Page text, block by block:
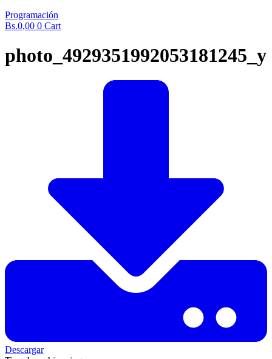
Programación
Bs.0,00 0 Cart
photo_4929351992053181245_y
Descargar